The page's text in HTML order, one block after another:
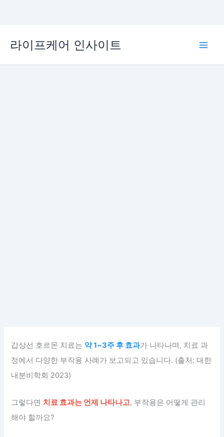
로
라이프케어 인사이트
갑상선 호르몬 치료는 약 1~3주 후 효과가 나타나며, 치료 과
정에서 다양한 부작용 사례가 보고되고 있습니다. (출처: 대한
내분비학회 2023)
그렇다면치료 효과는 언제 나타나고, 부작용은 어떻게 관리
해야 할까요?